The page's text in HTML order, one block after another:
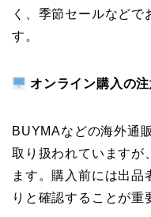
く、季節セールなどで
す。
オンライン購入の
BUYMAなどの海外通
取り扱われていますが
ます。購入前には出品
りと確認することが重